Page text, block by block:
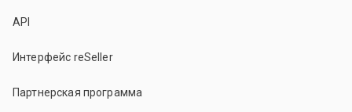
API
Интерфейс reSeller
Партнерская программа